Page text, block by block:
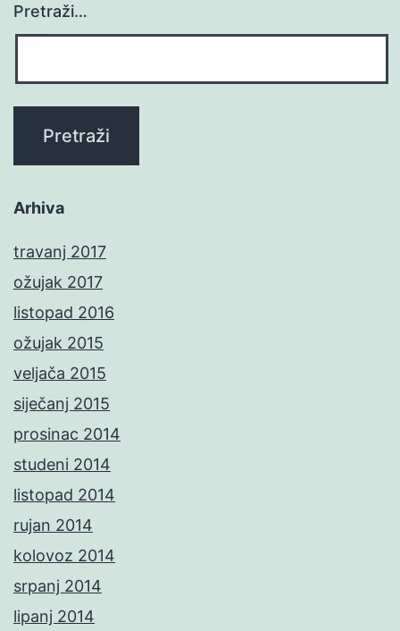
Pretraži…
Arhiva
travanj 2017
ožujak 2017
listopad 2016
ožujak 2015
veljača 2015
siječanj 2015
prosinac 2014
studeni 2014
listopad 2014
rujan 2014
kolovoz 2014
srpanj 2014
lipanj 2014